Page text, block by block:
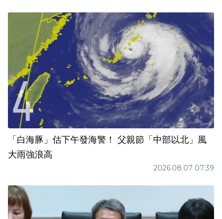
「白海豚」估下午發海警！ 父親節「中部以北」風
大雨強浪高
2026.08.07 07:39